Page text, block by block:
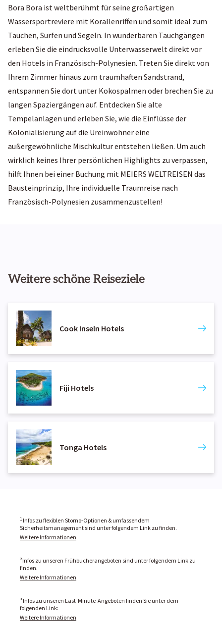
Bora Bora ist weltberühmt für seine großartigen
Wassersportreviere mit Korallenriffen und somit ideal zum
Tauchen, Surfen und Segeln. In wunderbaren Tauchgängen
erleben Sie die eindrucksvolle Unterwasserwelt direkt vor
den Hotels in Französisch-Polynesien. Treten Sie direkt von
Ihrem Zimmer hinaus zum traumhaften Sandstrand,
entspannen Sie dort unter Kokospalmen oder brechen Sie zu
langen Spaziergängen auf. Entdecken Sie alte
Tempelanlagen und erleben Sie, wie die Einflüsse der
Kolonialisierung auf die Ureinwohner eine
außergewöhnliche Mischkultur entstehen ließen. Um auch
wirklich keines Ihrer persönlichen Highlights zu verpassen,
hilft Ihnen bei einer Buchung mit MEIERS WELTREISEN das
Bausteinprinzip, Ihre individuelle Traumreise nach
Französisch-Polynesien zusammenzustellen!
Weitere schöne Reiseziele
Cook Inseln Hotels
Fiji Hotels
Tonga Hotels
1 Infos zu flexiblen Storno-Optionen & umfassendem
Sicherheitsmanagement sind unter folgendem Link zu finden.
Weitere Informationen
²Infos zu unseren Frühbucherangeboten sind unter folgendem Link zu
finden.
Weitere Informationen
³ Infos zu unseren Last-Minute-Angeboten finden Sie unter dem
folgenden Link:
Weitere Informationen